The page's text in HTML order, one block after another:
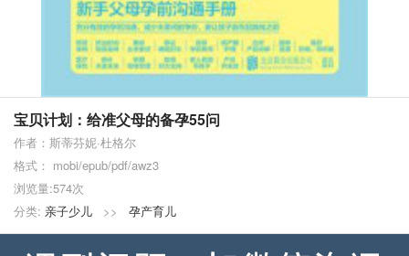
宝贝计划：给准父母的备孕55问
作者：斯蒂芬妮·杜格尔
格式： mobi/epub/pdf/awz3
浏览量:574次
分类: 亲子少儿 >> 孕产育儿